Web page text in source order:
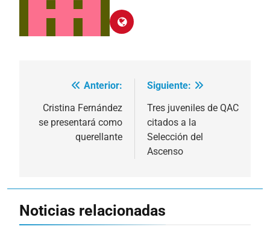
Navegación
de
entradas
Anterior:
Cristina Fernández
se presentará como
querellante
Siguiente:
Tres juveniles de QAC
citados a la
Selección del
Ascenso
Noticias relacionadas